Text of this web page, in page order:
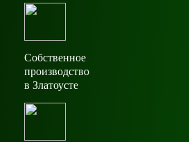
Собственное
производство
в Златоусте